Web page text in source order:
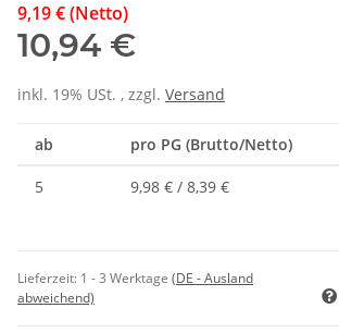
9,19 € (Netto)
10,94 €
inkl. 19% USt. , zzgl. Versand
ab pro PG (Brutto/Netto)
5 9,98 € / 8,39 €
Lieferzeit: 1 - 3 Werktage (DE - Ausland
abweichend)